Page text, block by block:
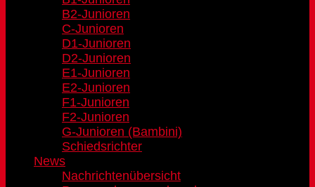
B2-Junioren
C-Junioren
D1-Junioren
D2-Junioren
E1-Junioren
E2-Junioren
F1-Junioren
F2-Junioren
G-Junioren (Bambini)
Schiedsrichter
News
Nachrichtenübersicht